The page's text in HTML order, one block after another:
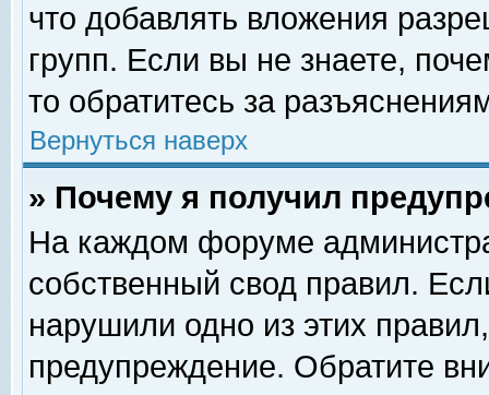
что добавлять вложения
групп. Если вы не знаете,
то обратитесь за
Вернуться наверх
» Почему я получил
На каждом форуме
собственный свод правил.
нарушили одно из этих
предупреждение. Обратите